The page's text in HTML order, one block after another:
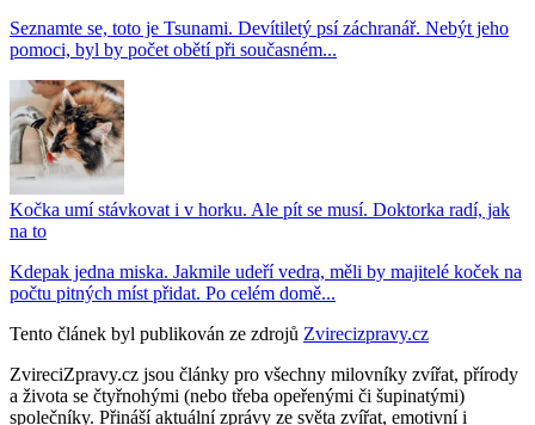
Seznamte se, toto je Tsunami. Devítiletý psí záchranář. Nebýt jeho
pomoci, byl by počet obětí při současném...
Kočka umí stávkovat i v horku. Ale pít se musí. Doktorka radí, jak
na to
Kdepak jedna miska. Jakmile udeří vedra, měli by majitelé koček na
počtu pitných míst přidat. Po celém domě...
Tento článek byl publikován ze zdrojů Zvirecizpravy.cz
ZvireciZpravy.cz jsou články pro všechny milovníky zvířat, přírody
a života se čtyřnohými (nebo třeba opeřenými či šupinatými)
společníky. Přináší aktuální zprávy ze světa zvířat, emotivní i